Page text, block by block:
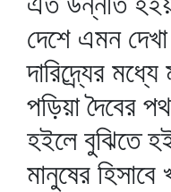
দেশে এমন
দারিদ্র্যের
পড়িয়া দৈবের
হইলে বুঝিতে
মানুষের